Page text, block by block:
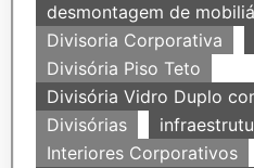
desmontagem de
Divisoria Corporativa
Divisória Piso Teto
Divisória Vidro Duplo
Divisórias
Interiores Corporativos